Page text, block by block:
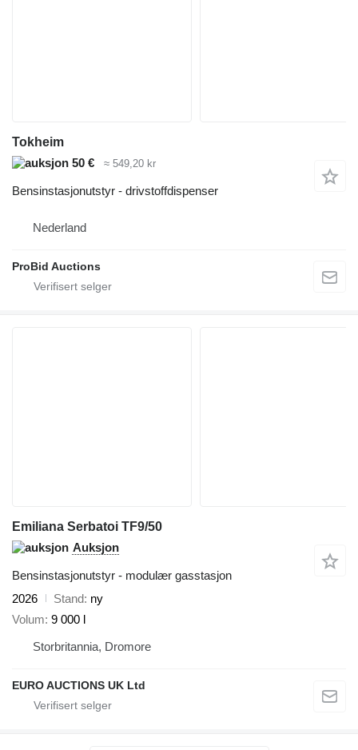
Tokheim
50 €
≈ 549,20 kr
Bensinstasjonutstyr - drivstoffdispenser
Nederland
ProBid Auctions
Emiliana Serbatoi TF9/50
Auksjon
Bensinstasjonutstyr - modulær gasstasjon
2026
Stand ny
Volum 9 000 l
Storbritannia, Dromore
EURO AUCTIONS UK Ltd